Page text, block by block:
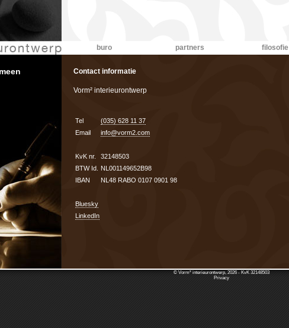
buro partners filosofie
Contact informatie
Vorm² interieurontwerp
Tel
(035) 628 11 37
Email
info@vorm2.com
KvK nr.
32148503
BTW Id.
NL001149652B98
IBAN
NL48 RABO 0107 0901 98
Bluesky
LinkedIn
© Vorm² interieurontwerp, 2026 - KvK 32148503
Privacy